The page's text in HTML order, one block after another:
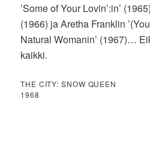
’Some of Your Lovin’:in’
(1966) ja Aretha Franklin
Natural Womanin’ (1967)…
kaikki.
THE CITY: SNOW QUEEN
1968